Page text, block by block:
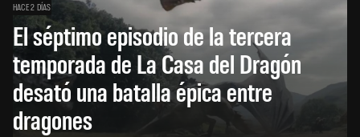
HACE 2 DÍAS
El séptimo episodio de la tercera
temporada de La Casa del Dragón
desató una batalla épica entre
dragones